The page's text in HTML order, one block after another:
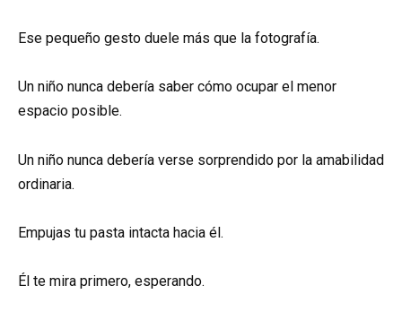
Ese pequeño gesto duele más que la fotografía.
Un niño nunca debería saber cómo ocupar el menor
espacio posible.
Un niño nunca debería verse sorprendido por la amabilidad
ordinaria.
Empujas tu pasta intacta hacia él.
Él te mira primero, esperando.